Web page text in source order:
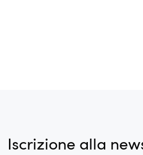
Iscrizione alla